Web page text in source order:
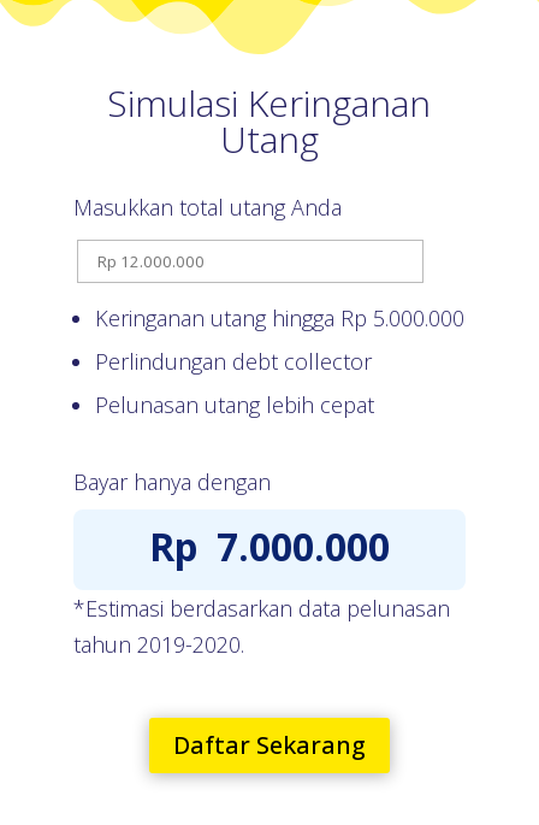
Simulasi Keringanan
Utang
Masukkan total utang Anda
Keringanan utang hingga Rp 5.000.000
Perlindungan debt collector
Pelunasan utang lebih cepat
Bayar hanya dengan
Rp 7.000.000
*Estimasi berdasarkan data pelunasan
tahun 2019-2020.
Daftar Sekarang